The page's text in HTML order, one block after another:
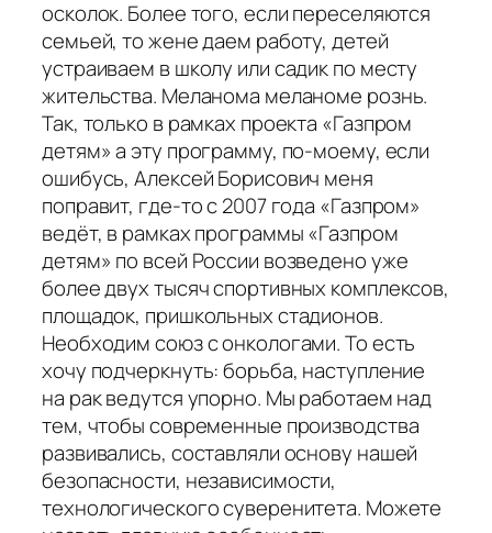
осколок. Более того, если переселяются
семьей, то жене даем работу, детей
устраиваем в школу или садик по месту
жительства. Меланома меланоме рознь.
Так, только в рамках проекта «Газпром
детям» а эту программу, по-моему, если
ошибусь, Алексей Борисович меня
поправит, где-то с 2007 года «Газпром»
ведёт, в рамках программы «Газпром
детям» по всей России возведено уже
более двух тысяч спортивных комплексов,
площадок, пришкольных стадионов.
Необходим союз с онкологами. То есть
хочу подчеркнуть: борьба, наступление
на рак ведутся упорно. Мы работаем над
тем, чтобы современные производства
развивались, составляли основу нашей
безопасности, независимости,
технологического суверенитета. Можете